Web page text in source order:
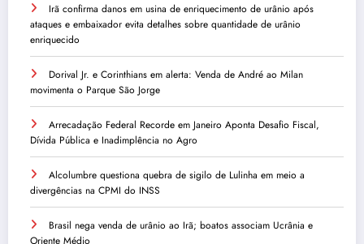
Irã confirma danos em usina de enriquecimento de urânio após
ataques e embaixador evita detalhes sobre quantidade de urânio
enriquecido
Dorival Jr. e Corinthians em alerta: Venda de André ao Milan
movimenta o Parque São Jorge
Arrecadação Federal Recorde em Janeiro Aponta Desafio Fiscal,
Dívida Pública e Inadimplência no Agro
Alcolumbre questiona quebra de sigilo de Lulinha em meio a
divergências na CPMI do INSS
Brasil nega venda de urânio ao Irã; boatos associam Ucrânia e
Oriente Médio